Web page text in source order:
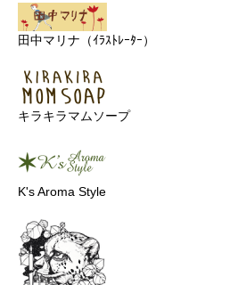
田中マリナ（ｲﾗｽﾄﾚｰﾀｰ）
キラキラマムソープ
K's Aroma Style